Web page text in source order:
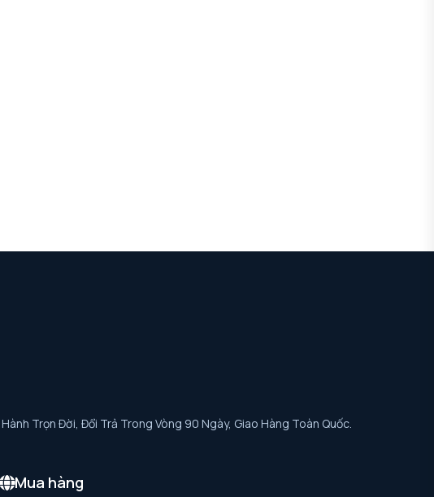
Trọn Đời, Đổi Trả Trong Vòng 90 Ngày, Giao Hàng Toàn Quốc.
Mua hàng